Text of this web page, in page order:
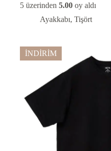
fiyat:
andaki
₺422,50.
5 üzerinden 5.00 oy aldı
Ayakkabı, Tişört
İNDİRİM